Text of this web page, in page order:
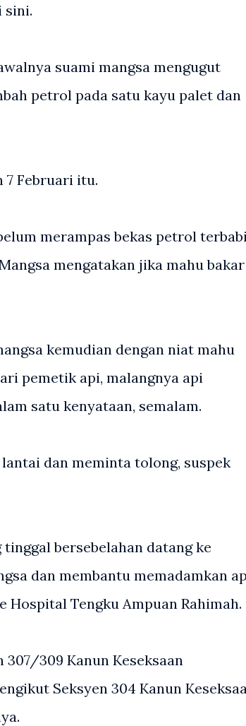
sini.
suami mangsa mengugut
petrol pada satu kayu palet dan
7 Februari itu.
merampas bekas petrol
mengatakan jika mahu bakar
kemudian dengan niat mahu
pemetik api, malangnya api
satu kenyataan, semalam.
dan meminta tolong, suspek
bersebelahan datang ke
dan membantu memadamkan
Hospital Tengku Ampuan Rahimah.
307/309 Kanun Keseksaan
Seksyen 304 Kanun